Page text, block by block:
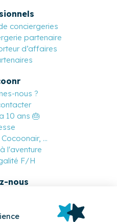
conciergeries
partenaire
d’affaires
nous ?
10 ans 🎂
...
l'aventure
F/H
nous